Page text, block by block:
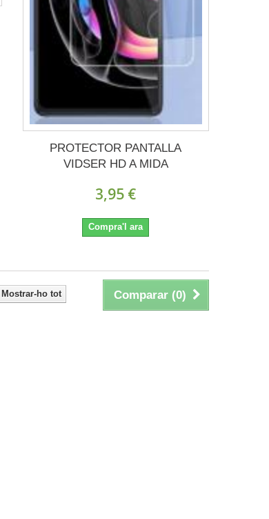
PROTECTOR PANTALLA
VIDSER HD A MIDA
3,95 €
Compra'l ara
Comparar (0)
Mostrar-ho tot